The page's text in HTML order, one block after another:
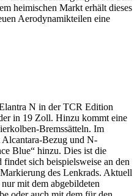
heimischen Markt erhält dieses
Aerodynamikteilen eine
N in der TCR Edition
in 19 Zoll. Hinzu kommt eine
Bremssätteln. Im
Bezug und N-
Blue“ hinzu. Dies ist die
sich beispielsweise an den
des Lenkrads. Aktuell
mit dem abgebildeten